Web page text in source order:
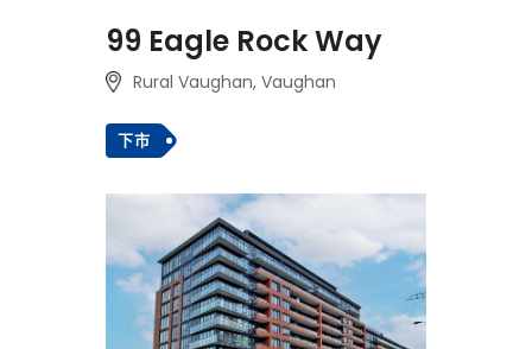
99 Eagle Rock Way
Rural Vaughan, Vaughan
下市